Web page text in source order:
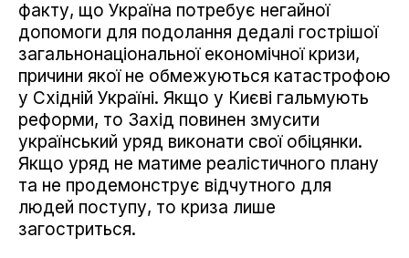
факту, що Україна потребує негайної
допомоги для подолання дедалі гострішої
загальнонаціональної економічної кризи,
причини якої не обмежуються катастрофою
у Східній Україні. Якщо у Києві гальмують
реформи, то Захід повинен змусити
український уряд виконати свої обіцянки.
Якщо уряд не матиме реалістичного плану
та не продемонструє відчутного для
людей поступу, то криза лише
загостриться.